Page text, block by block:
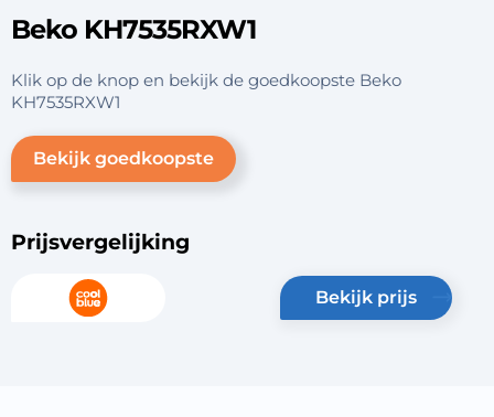
Beko KH7535RXW1
Klik op de knop en bekijk de goedkoopste Beko
KH7535RXW1
Bekijk goedkoopste
Prijsvergelijking
bekijk prijs